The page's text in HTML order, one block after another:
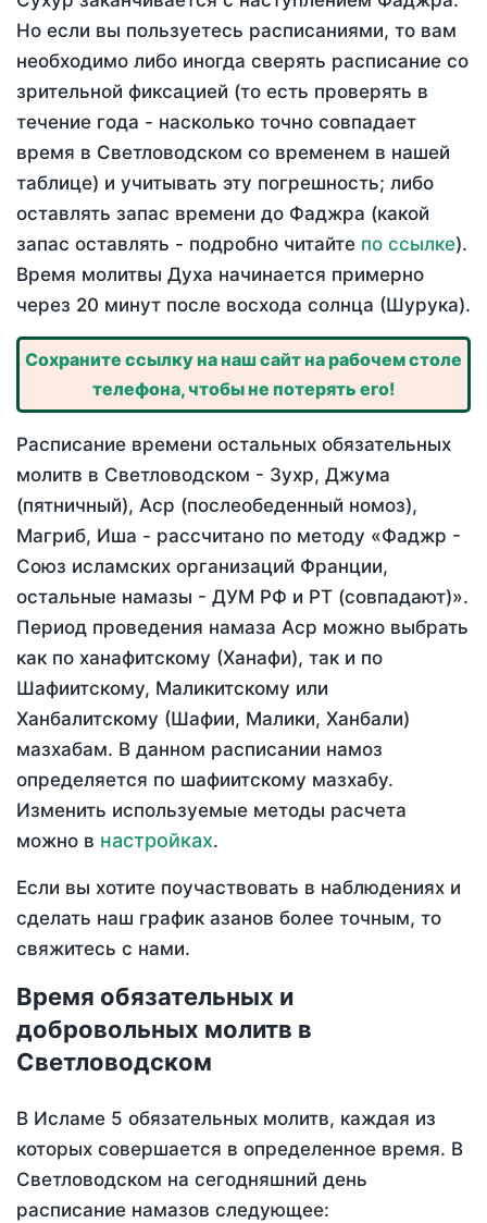
Но если вы пользуетесь расписаниями, то вам
необходимо либо иногда сверять расписание со
зрительной фиксацией (то есть проверять в
течение года - насколько точно совпадает
время в Светловодском со временем в нашей
таблице) и учитывать эту погрешность; либо
оставлять запас времени до Фаджра (какой
запас оставлять - подробно читайте по ссылке).
Время молитвы Духа начинается примерно
через 20 минут после восхода солнца (Шурука).
Сохраните ссылку на наш сайт на рабочем столе
телефона, чтобы не потерять его!
Расписание времени остальных обязательных
молитв в Светловодском - Зухр, Джума
(пятничный), Аср (послеобеденный номоз),
Магриб, Иша - рассчитано по методу «Фаджр -
Союз исламских организаций Франции,
остальные намазы - ДУМ РФ и РТ (совпадают)».
Период проведения намаза Аср можно выбрать
как по ханафитскому (Ханафи), так и по
Шафиитскому, Маликитскому или
Ханбалитскому (Шафии, Малики, Ханбали)
мазхабам. В данном расписании намоз
определяется по шафиитскому мазхабу.
Изменить используемые методы расчета
можно в настройках.
Если вы хотите поучаствовать в наблюдениях и
сделать наш график азанов более точным, то
свяжитесь с нами.
Время обязательных и
добровольных молитв в
Светловодском
В Исламе 5 обязательных молитв, каждая из
которых совершается в определенное время. В
Светловодском на сегодняшний день
расписание намазов следующее: